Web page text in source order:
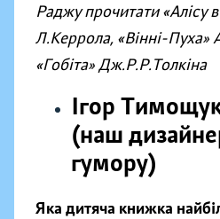
Раджу прочитати «Алісу
Л.Керрола, «Вінні-Пуха»
«Гобіта»Дж.Р.Р.Толкіна
Ігор
(наш
гумору)
Яка дитяча книжка